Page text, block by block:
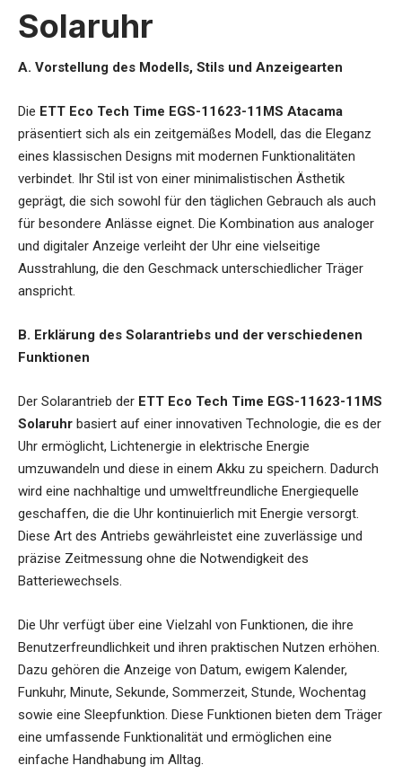
Solaruhr
A. Vorstellung des Modells, Stils und Anzeigearten
Die ETT Eco Tech Time EGS-11623-11MS Atacama
präsentiert sich als ein zeitgemäßes Modell, das die Eleganz
eines klassischen Designs mit modernen Funktionalitäten
verbindet. Ihr Stil ist von einer minimalistischen Ästhetik
geprägt, die sich sowohl für den täglichen Gebrauch als auch
für besondere Anlässe eignet. Die Kombination aus analoger
und digitaler Anzeige verleiht der Uhr eine vielseitige
Ausstrahlung, die den Geschmack unterschiedlicher Träger
anspricht.
B. Erklärung des Solarantriebs und der verschiedenen
Funktionen
Der Solarantrieb der ETT Eco Tech Time EGS-11623-11MS
Solaruhr basiert auf einer innovativen Technologie, die es der
Uhr ermöglicht, Lichtenergie in elektrische Energie
umzuwandeln und diese in einem Akku zu speichern. Dadurch
wird eine nachhaltige und umweltfreundliche Energiequelle
geschaffen, die die Uhr kontinuierlich mit Energie versorgt.
Diese Art des Antriebs gewährleistet eine zuverlässige und
präzise Zeitmessung ohne die Notwendigkeit des
Batteriewechsels.
Die Uhr verfügt über eine Vielzahl von Funktionen, die ihre
Benutzerfreundlichkeit und ihren praktischen Nutzen erhöhen.
Dazu gehören die Anzeige von Datum, ewigem Kalender,
Funkuhr, Minute, Sekunde, Sommerzeit, Stunde, Wochentag
sowie eine Sleepfunktion. Diese Funktionen bieten dem Träger
eine umfassende Funktionalität und ermöglichen eine
einfache Handhabung im Alltag.